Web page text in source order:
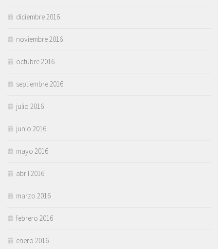
diciembre 2016
noviembre 2016
octubre 2016
septiembre 2016
julio 2016
junio 2016
mayo 2016
abril 2016
marzo 2016
febrero 2016
enero 2016